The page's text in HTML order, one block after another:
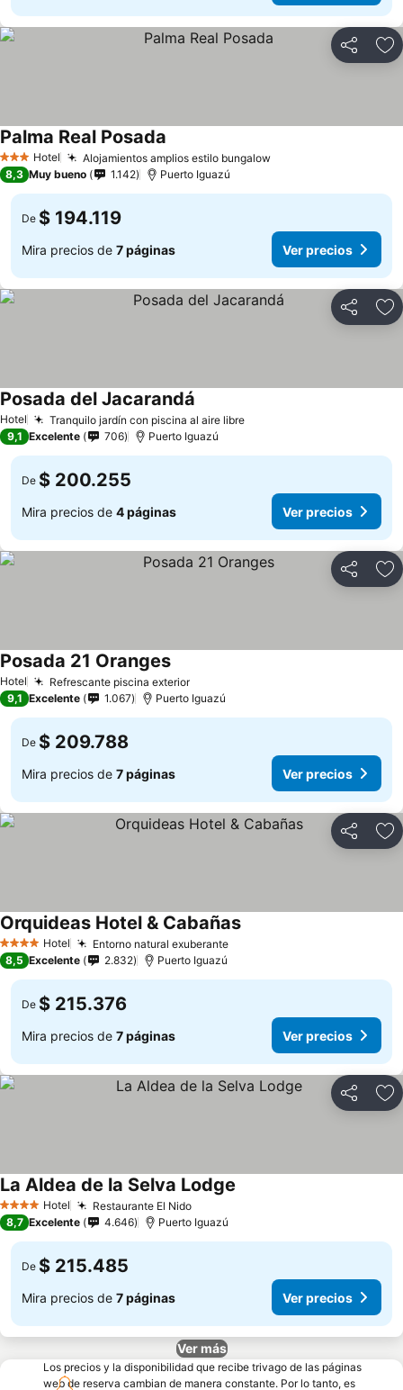
Compartir
3 Estrellas
Hotel Alojamientos amplios estilo bungalowVer precios
Palma Real Posada
8,3 Muy bueno 1.142 Puerto Iguazú
De $ 194.119
Mira precios de 7 páginas Ver precios
Compartir
Hotel Tranquilo jardín con piscina al aire libreVer precios
Posada del Jacarandá
9,1 Excelente 706 Puerto Iguazú
De $ 200.255
Mira precios de 4 páginas Ver precios
Compartir
Hotel Refrescante piscina exteriorVer precios
Posada 21 OrangesVer precios
9,1 Excelente 1.067 Puerto Iguazú
De $ 209.788
Mira precios de 7 páginas Ver precios
Compartir
4 EstrellasHotel Entorno natural exuberanteVer precios
Orquideas Hotel & CabañasVer precios
8,5 Excelente 2.832 Puerto Iguazú
De $ 215.376
Mira precios de 7 páginas Ver precios
Compartir
4 EstrellasHotel Restaurante El NidoVer precios
La Aldea de la Selva Lodge
8,7 Excelente 4.646 Puerto Iguazú
De $ 215.485
Mira precios de 7 páginas Ver precios
Ver más
Los precios y la disponibilidad que recibe trivago de las páginas
web de reserva cambian de manera constante. Por lo tanto, es